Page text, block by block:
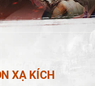
XẠ KÍCH